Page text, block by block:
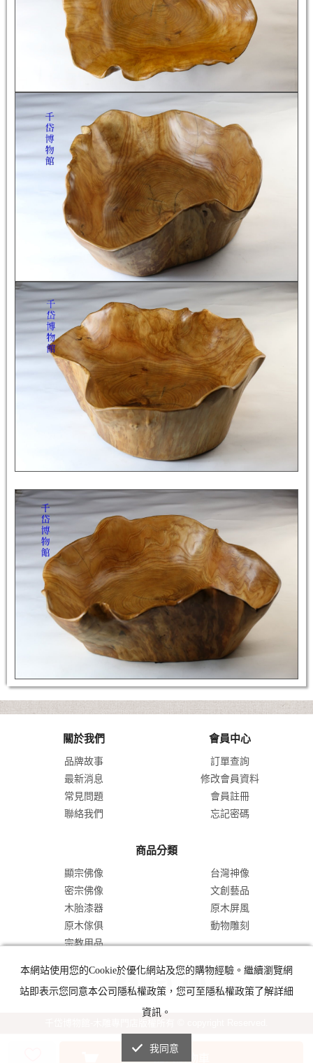
關於我們
品牌故事
最新消息
常見問題
聯絡我們
會員中心
訂單查詢
修改會員資料
會員註冊
忘記密碼
商品分類
顯宗佛像
台灣神像
密宗佛像
文創藝品
木胎漆器
原木屏風
原木傢俱
動物雕刻
宗教用品
本網站使用您的Cookie於優化網站及您的購物經驗。繼續瀏覽網
站即表示您同意本公司隱私權政策，您可至隱私權政策了解詳細
資訊。
我同意